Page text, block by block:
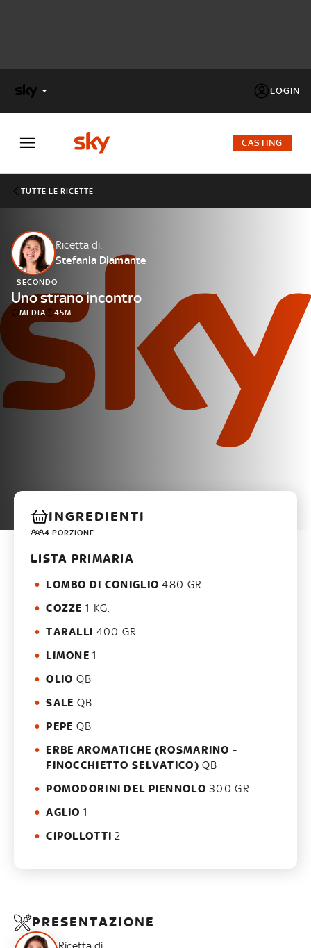
LOGIN
FACTOR
Cos’altro vedere:
PROGRAMMI SKY
Un mondo di offerte:
SKY.IT
NOW
CASTING
TUTTE LE RICETTE
Ricetta di:
Stefania Diamante
SECONDO
Uno strano incontro
MEDIA 45M
INGREDIENTI
4 PORZIONE
LISTA PRIMARIA
LOMBO DI CONIGLIO 480 GR.
COZZE 1 KG.
TARALLI 400 GR.
LIMONE 1
OLIO QB
SALE QB
PEPE QB
ERBE AROMATICHE (ROSMARINO -
FINOCCHIETTO SELVATICO) QB
POMODORINI DEL PIENNOLO 300 GR.
AGLIO 1
CIPOLLOTTI 2
PRESENTAZIONE